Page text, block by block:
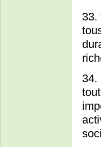
33.
34.